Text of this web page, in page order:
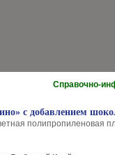
Справочно-
с добавлением
полипропиленовая